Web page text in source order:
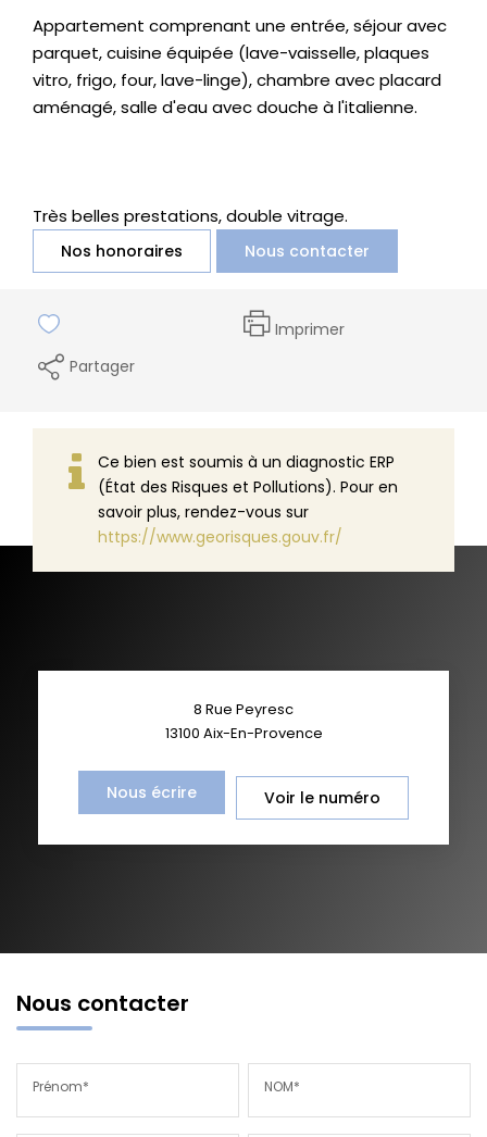
Appartement comprenant une entrée, séjour avec
parquet, cuisine équipée (lave-vaisselle, plaques
vitro, frigo, four, lave-linge), chambre avec placard
aménagé, salle d'eau avec douche à l'italienne.
Très belles prestations, double vitrage.
Nos honoraires Nous contacter
Imprimer
Partager
Ce bien est soumis à un diagnostic ERP
(État des Risques et Pollutions). Pour en
savoir plus, rendez-vous sur
https://www.georisques.gouv.fr/
8 Rue Peyresc
13100 Aix-En-Provence
Nous écrire Voir le numéro
Nous contacter
Prénom* NOM*